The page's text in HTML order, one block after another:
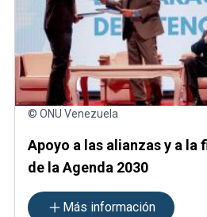
© ONU Venezuela
Apoyo a las alianzas y a la
de la Agenda 2030
Más información